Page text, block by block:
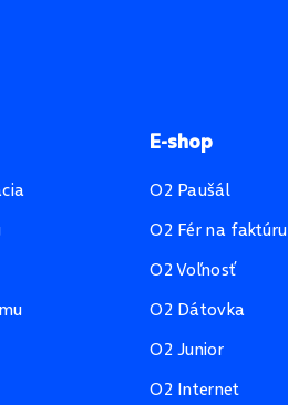
E-shop
O2 Paušál
O2 Fér na faktúru
O2 Voľnosť
O2 Dátovka
O2 Junior
O2 Internet